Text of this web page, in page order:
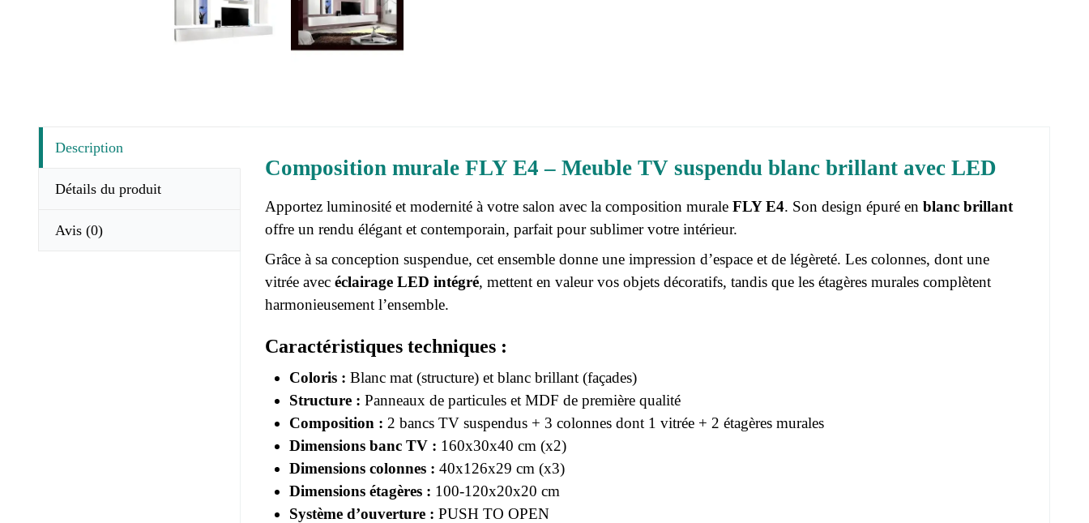
Description
Détails du produit
Avis (0)
Composition murale FLY E4 – Meuble TV suspendu blanc brillant avec LED
Apportez luminosité et modernité à votre salon avec la composition murale FLY E4. Son design épuré en blanc brillant
offre un rendu élégant et contemporain, parfait pour sublimer votre intérieur.
Grâce à sa conception suspendue, cet ensemble donne une impression d’espace et de légèreté. Les colonnes, dont une
vitrée avec éclairage LED intégré, mettent en valeur vos objets décoratifs, tandis que les étagères murales complètent
harmonieusement l’ensemble.
Caractéristiques techniques :
Coloris : Blanc mat (structure) et blanc brillant (façades)
Structure : Panneaux de particules et MDF de première qualité
Composition : 2 bancs TV suspendus + 3 colonnes dont 1 vitrée + 2 étagères murales
Dimensions banc TV : 160x30x40 cm (x2)
Dimensions colonnes : 40x126x29 cm (x3)
Dimensions étagères : 100-120x20x20 cm
Système d’ouverture : PUSH TO OPEN